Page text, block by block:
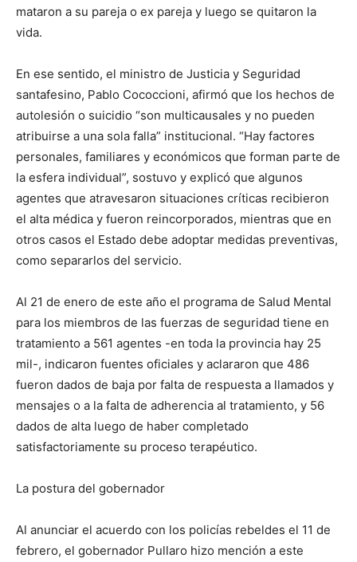
mataron a su pareja o ex pareja y luego se quitaron la
vida.
En ese sentido, el ministro de Justicia y Seguridad
santafesino, Pablo Cococcioni, afirmó que los hechos de
autolesión o suicidio “son multicausales y no pueden
atribuirse a una sola falla” institucional. “Hay factores
personales, familiares y económicos que forman parte de
la esfera individual”, sostuvo y explicó que algunos
agentes que atravesaron situaciones críticas recibieron
el alta médica y fueron reincorporados, mientras que en
otros casos el Estado debe adoptar medidas preventivas,
como separarlos del servicio.
Al 21 de enero de este año el programa de Salud Mental
para los miembros de las fuerzas de seguridad tiene en
tratamiento a 561 agentes -en toda la provincia hay 25
mil-, indicaron fuentes oficiales y aclararon que 486
fueron dados de baja por falta de respuesta a llamados y
mensajes o a la falta de adherencia al tratamiento, y 56
dados de alta luego de haber completado
satisfactoriamente su proceso terapéutico.
La postura del gobernador
Al anunciar el acuerdo con los policías rebeldes el 11 de
febrero, el gobernador Pullaro hizo mención a este